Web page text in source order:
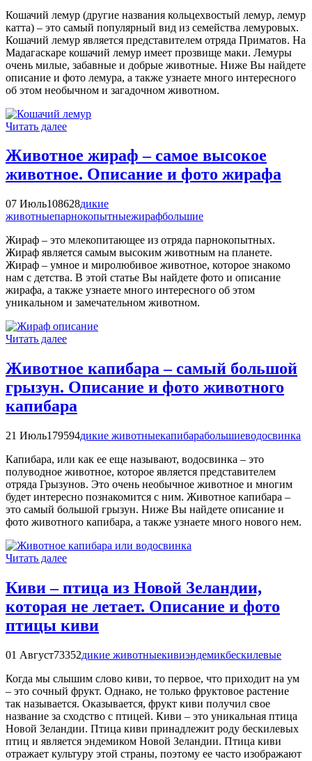
Кошачий лемур (другие названия кольцехвостый лемур, лемур
катта) – это самый популярный вид из семейства лемуровых.
Кошачий лемур является представителем отряда Приматов. На
Мадагаскаре кошачий лемур имеет прозвище маки. Лемуры
очень милые, забавные и добрые животные. Ниже Вы найдете
описание и фото лемура, а также узнаете много интересного
об этом необычном и загадочном животном.
Читать далее
Животное жираф – самое высокое
животное. Описание и фото жирафа
07 Июль108628дикие
животныепарнокопытныежирафбольшие
Жираф – это млекопитающее из отряда парнокопытных.
Жираф является самым высоким животным на планете.
Жираф – умное и миролюбивое животное, которое знакомо
нам с детства. В этой статье Вы найдете фото и описание
жирафа, а также узнаете много интересного об этом
уникальном и замечательном животном.
Читать далее
Животное капибара – самый большой
грызун. Описание и фото животного
капибара
21 Июль179594дикие животныекапибарабольшиеводосвинка
Капибара, или как ее еще называют, водосвинка – это
полуводное животное, которое является представителем
отряда Грызунов. Это очень необычное животное и многим
будет интересно познакомится с ним. Животное капибара –
это самый большой грызун. Ниже Вы найдете описание и
фото животного капибара, а также узнаете много нового нем.
Читать далее
Киви – птица из Новой Зеландии,
которая не летает. Описание и фото
птицы киви
01 Август73352дикие животныекивиэндемикбескилевые
Когда мы слышим слово киви, то первое, что приходит на ум
– это сочный фрукт. Однако, не только фруктовое растение
так называется. Оказывается, фрукт киви получил свое
название за сходство с птицей. Киви – это уникальная птица
Новой Зеландии. Птица киви принадлежит роду бескилевых
птиц и является эндемиком Новой Зеландии. Птица киви
отражает культуру этой страны, поэтому ее часто изображают